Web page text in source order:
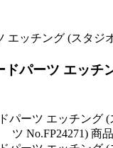
ドパーツ エッ